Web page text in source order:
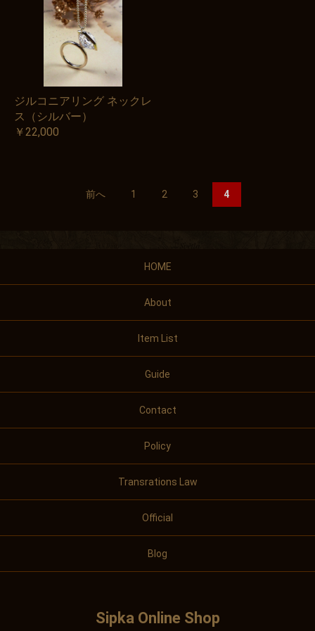
ジルコニアリング ネックレ
ス（シルバー）
￥22,000
前へ 1 2 3 4
HOME
About
Item List
Guide
Contact
Policy
Transrations Law
Official
Blog
Sipka Online Shop